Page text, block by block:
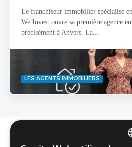
Le franchiseur immobilier spécialisé
We Invest ouvre sa première agence
précisément à Anvers. La...
LES AGENTS IMMOBILIERS